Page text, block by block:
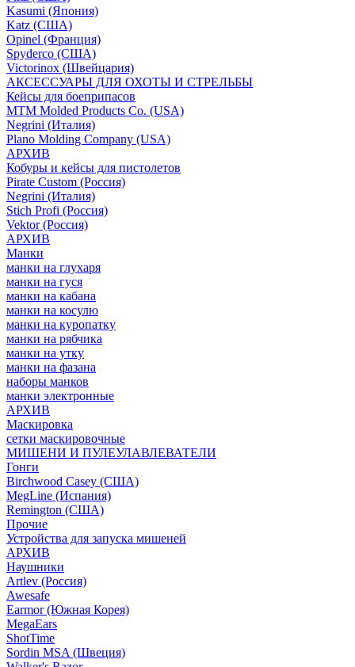
Kasumi (Япония)
Katz (США)
Opinel (Франция)
Spyderco (США)
Victorinox (Швейцария)
АКСЕССУАРЫ ДЛЯ ОХОТЫ И СТРЕЛЬБЫ
Кейсы для боеприпасов
MTM Molded Products Co. (USA)
Negrini (Италия)
Plano Molding Company (USA)
АРХИВ
Кобуры и кейсы для пистолетов
Pirate Custom (Россия)
Negrini (Италия)
Stich Profi (Россия)
Vektor (Россия)
АРХИВ
Манки
манки на глухаря
манки на гуся
манки на кабана
манки на косулю
манки на куропатку
манки на рябчика
манки на утку
манки на фазана
наборы манков
манки электронные
АРХИВ
Маскировка
сетки маскировочные
МИШЕНИ И ПУЛЕУЛАВЛЕВАТЕЛИ
Гонги
Birchwood Casey (США)
MegLine (Испания)
Remington (США)
Прочие
Устройства для запуска мишеней
АРХИВ
Наушники
Artlev (Россия)
Awesafe
Earmor (Южная Корея)
MegaEars
ShotTime
Sordin MSA (Швеция)